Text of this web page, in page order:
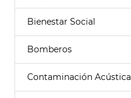
Bienestar Social
Bomberos
Contaminación Acústica